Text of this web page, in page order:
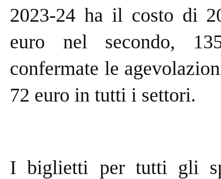
2023-24 ha il costo di
euro nel secondo,
confermate le
72 euro in tutti i settori.
I biglietti per tutti gli